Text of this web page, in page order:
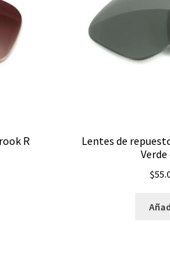
R
Lentes de
$